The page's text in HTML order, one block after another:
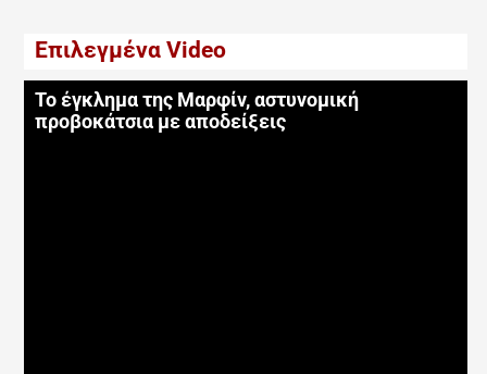
Επιλεγμένα Video
Το έγκλημα της Μαρφίν, αστυνομική
προβοκάτσια με αποδείξεις